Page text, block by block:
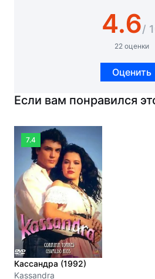
4.6/
22 оценки
Оценить
Если вам понравился
7.4
Кассандра (1992)
Kassandra